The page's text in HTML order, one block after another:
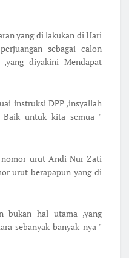
yang di lakukan di Hari
sebagai calon
diyakini Mendapat
instruksi DPP ,insyallah
untuk kita semua "
nomor urut Andi Nur Zati
urut berapapun yang di
bukan hal utama ,yang
sebanyak banyak nya "